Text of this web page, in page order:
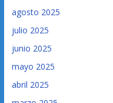
agosto 2025
julio 2025
junio 2025
mayo 2025
abril 2025